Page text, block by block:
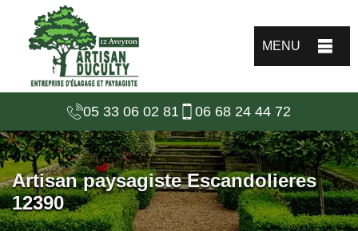
MENU
05 33 06 02 81 06 68 24 44 72
Artisan paysagiste Escandolieres
12390